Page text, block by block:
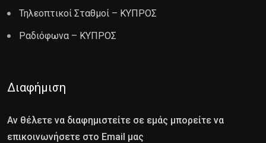
Τηλεοπτικοί Σταθμοί – ΚΥΠΡΟΣ
Ραδιόφωνα – ΚΥΠΡΟΣ
Διαφήμιση
Αν θέλετε να διαφημιστείτε σε εμάς μπορείτε να
επικοινωνήσετε στο Email μας